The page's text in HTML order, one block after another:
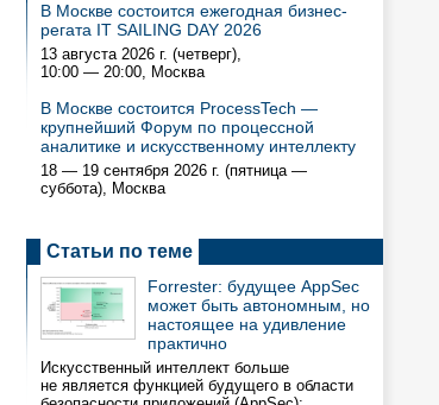
В Москве состоится ежегодная бизнес-
регата IT SAILING DAY 2026
13 августа 2026 г. (четверг),
10:00 — 20:00, Москва
В Москве состоится ProcessTech —
крупнейший Форум по процессной
аналитике и искусственному интеллекту
18 — 19 сентября 2026 г. (пятница —
суббота), Москва
Статьи по теме
Forrester: будущее AppSec
может быть автономным, но
настоящее на удивление
практично
Искусственный интеллект больше
не является функцией будущего в области